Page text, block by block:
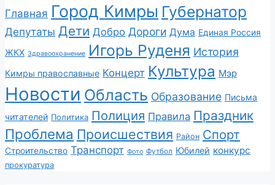
Главная Город Кимры Губернатор
Депутаты Дети Добро Дороги Дума Единая Россия
ЖКХ Здравоохранение Игорь Руденя История
Кимры православные Концерт Культура Мэр
Новости Область Образование Письма
читателей Политика Полиция Правила Праздник
Проблема Происшествия Район Спорт
Строительство Транспорт Фото Футбол Юбилей конкурс
прокуратура